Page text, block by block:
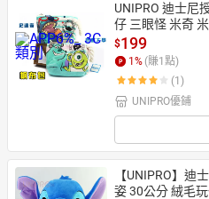
UNIPRO 迪士尼
仔 三眼怪 米奇
$199
1 % (賺1 點)
(1)
UNIPRO優鋪
【UNIPRO】迪
姿 30公分 絨毛